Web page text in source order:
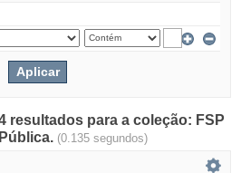
resultados para a coleção: FSP
(0.135 segundos)